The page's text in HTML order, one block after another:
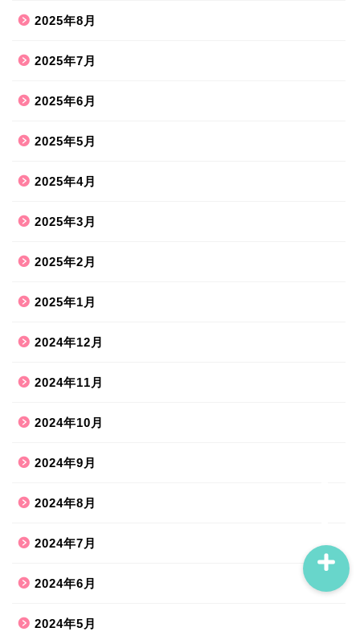
2025年8月
2025年7月
2025年6月
2025年5月
2025年4月
2025年3月
2025年2月
2025年1月
2024年12月
2024年11月
2024年10月
2024年9月
2024年8月
2024年7月
2024年6月
2024年5月